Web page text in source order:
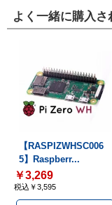
よく一緒に購入
【RASPIZWHSC006
5】Raspberr...
￥3,269
税込￥3,595